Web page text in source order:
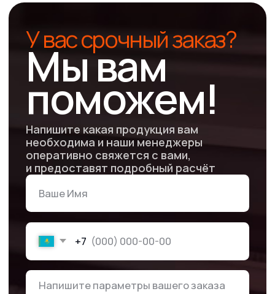
Работаем без посредников и с минимальной наценкой
Гарантия
сотрудничества
Работаем с 2011 года. В нашем арсенале сотни
довольных клиентов и тысячи выполненных заказов
Другаяпродукция